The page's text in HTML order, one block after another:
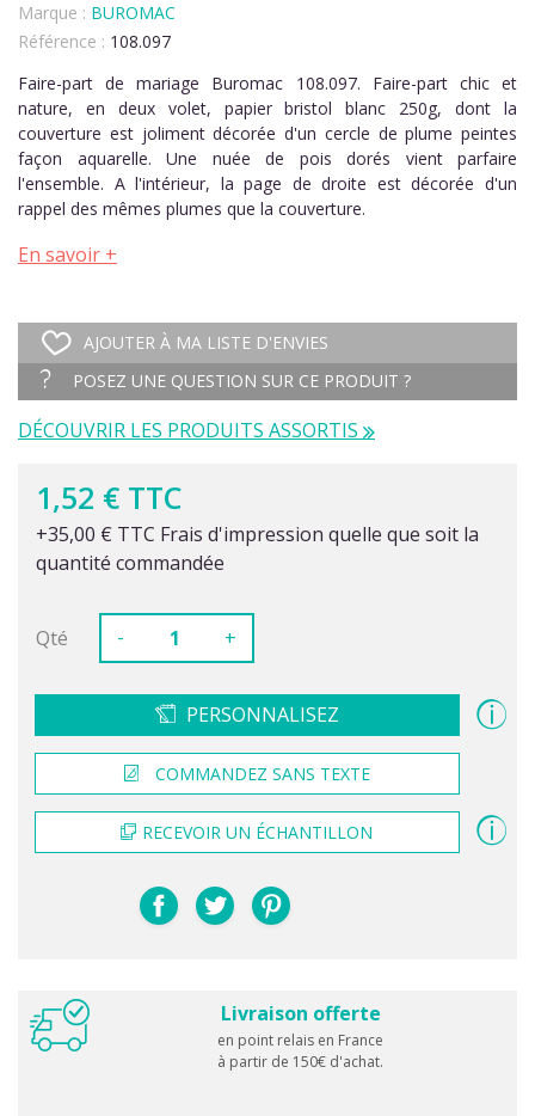
Marque : BUROMAC
Référence : 108.097
Faire-part de mariage Buromac 108.097. Faire-part chic et
nature, en deux volet, papier bristol blanc 250g, dont la
couverture est joliment décorée d'un cercle de plume peintes
façon aquarelle. Une nuée de pois dorés vient parfaire
l'ensemble. A l'intérieur, la page de droite est décorée d'un
rappel des mêmes plumes que la couverture.
En savoir +
AJOUTER À MA LISTE D'ENVIES
POSEZ UNE QUESTION SUR CE PRODUIT ?
DÉCOUVRIR LES PRODUITS ASSORTIS
1,52 € TTC
+35,00 € TTC Frais d'impression quelle que soit la
quantité commandée
Qté - +
PERSONNALISEZ
COMMANDEZ SANS TEXTE
RECEVOIR UN ÉCHANTILLON
Livraison offerte
en point relais en France
à partir de 150€ d'achat.